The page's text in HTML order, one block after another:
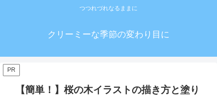
つつれづれなるままに
クリーミーな季節の変わり目に
PR
【簡単！】桜の木イラストの描き方と塗り